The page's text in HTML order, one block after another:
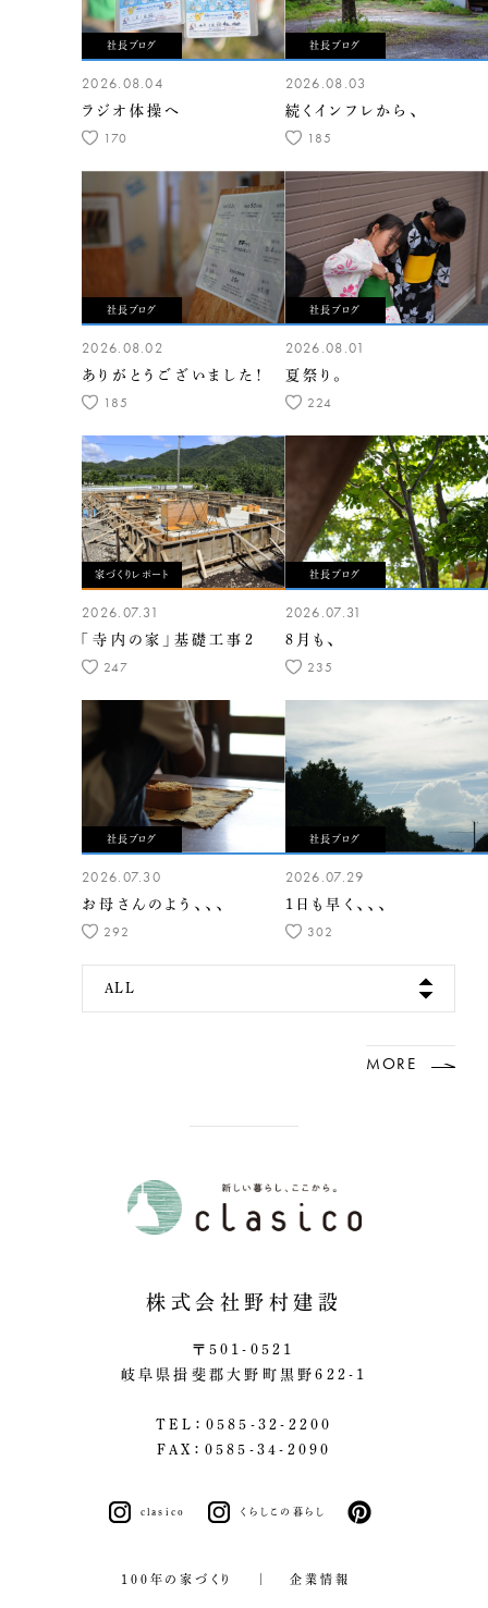
社長ブログ
2026.08.04
ラジオ体操へ
170
社長ブログ
2026.08.03
続くインフレから、
185
社長ブログ
2026.08.02
ありがとうございました！
185
社長ブログ
2026.08.01
夏祭り。
224
家づくりレポート
2026.07.31
「寺内の家」基礎工事2
247
社長ブログ
2026.07.31
8月も、
235
社長ブログ
2026.07.30
お母さんのよう、、、
292
社長ブログ
2026.07.29
1日も早く、、、
302
ALL
MORE
株式会社野村建設
〒501-0521
岐阜県揖斐郡大野町黒野622-1
TEL：0585-32-2200
FAX：0585-34-2090
clasico くらしこの暮らし
100年の家づくり 企業情報